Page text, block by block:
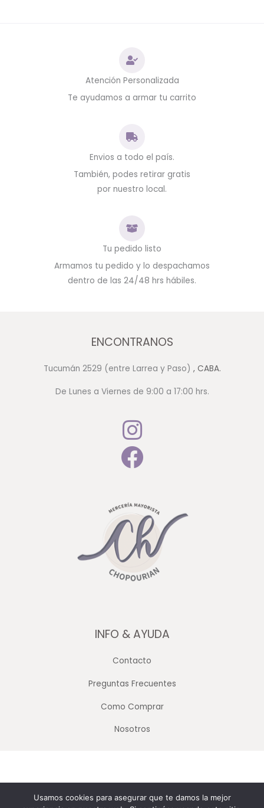
Atención Personalizada
Te ayudamos a armar tu carrito
Envios a todo el país.
También, podes retirar gratis
por nuestro local.
Tu pedido listo
Armamos tu pedido y lo despachamos
dentro de las 24/48 hrs hábiles.
ENCONTRANOS
Tucumán 2529 (entre Larrea y Paso) , CABA.
De Lunes a Viernes de 9:00 a 17:00 hrs.
INFO & AYUDA
Contacto
Preguntas Frecuentes
Como Comprar
Nosotros
Usamos cookies para asegurar que te damos la mejor